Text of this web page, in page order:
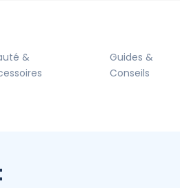
&
Guides &
Conseils